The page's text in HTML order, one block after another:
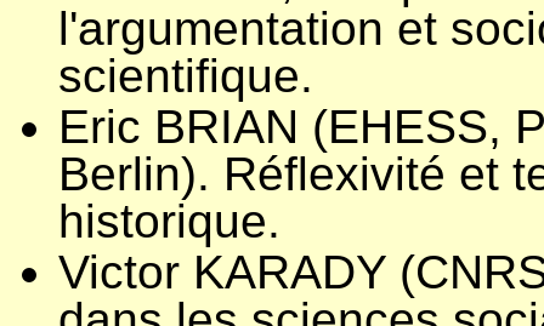
l'argumentation et
scientifique.
Eric BRIAN (EHESS,
Berlin). Réflexivité et
historique.
Victor KARADY